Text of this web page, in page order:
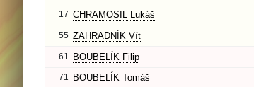
17 CHRAMOSIL Lukáš
55 ZAHRADNÍK Vít
61 BOUBELÍK Filip
71 BOUBELÍK Tomáš